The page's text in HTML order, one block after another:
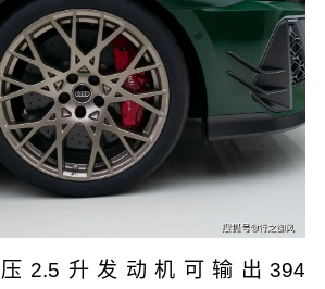
2.5升发动机可输出394